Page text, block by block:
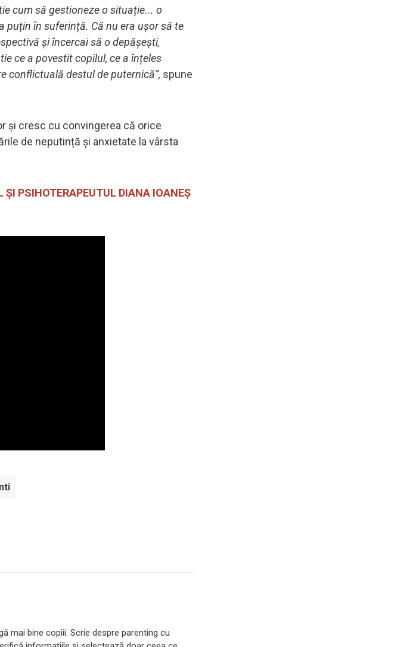
cum să gestioneze o situație... o
puțin în suferință. Că nu era ușor să te
și încercai să o depășești,
ce a povestit copilul, ce a înțeles
conflictuală destul de puternică”, spune
și cresc cu convingerea că orice
de neputință și anxietate la vârsta
ȘI PSIHOTERAPEUTUL DIANA IOANEȘ
mai bine copiii. Scrie despre parenting cu